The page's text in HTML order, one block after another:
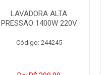
LAVADORA ALTA
PRESSAO 1400W 220V
Código: 244245